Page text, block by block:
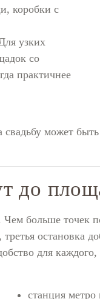
коробки с
узких
со
практичнее
свадьбу может
до
больше точек
третья остановка
для
станция